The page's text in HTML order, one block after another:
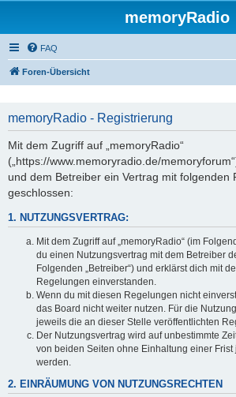
memoryRadio
FAQ
Foren-Übersicht
memoryRadio - Registrierung
Mit dem Zugriff auf „memoryRadio“
(„https://www.memoryradio.de/
und dem Betreiber ein Vertrag mit folgenden
geschlossen:
1. NUTZUNGSVERTRAG:
Mit dem Zugriff auf „memoryRadio“ (im
du einen Nutzungsvertrag mit dem Betreiber
Folgenden „Betreiber“) und erklärst dich mit
Regelungen einverstanden.
Wenn du mit diesen Regelungen nicht
das Board nicht weiter nutzen. Für die
jeweils die an dieser Stelle veröffentlichten
Der Nutzungsvertrag wird auf unbestimmte
von beiden Seiten ohne Einhaltung einer
werden.
2. EINRÄUMUNG VON NUTZUNGSRECHTEN